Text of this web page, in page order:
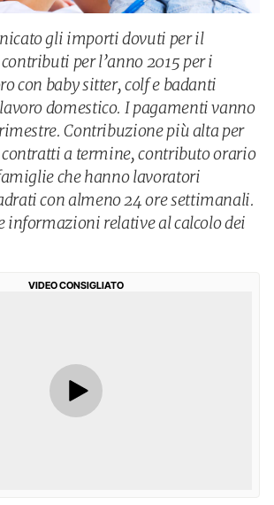
gli importi dovuti per il
per l’anno 2015 per i
con baby sitter, colf e badanti
domestico. I pagamenti vanno
Contribuzione più alta per
a termine, contributo orario
che hanno lavoratori
con almeno 24 ore settimanali.
informazioni relative al calcolo dei
VIDEO CONSIGLIATO